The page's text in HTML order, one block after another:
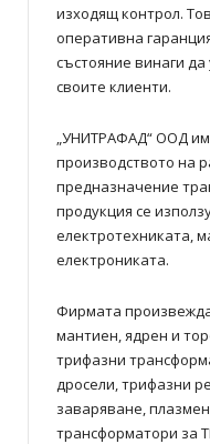
изходящ контрол.
оперативна
състояние винаги
своите клиенти.
„УНИТРАФАД“ ООД
производството на
предназначение
продукция се
електротехниката,
електрониката.
Фирмата
мантиен, ядрен и
трифазни
дросели, трифазни
заваряване,
трансформатори за